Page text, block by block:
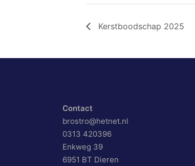
Kerstboodschap 2025
Contact
brostro@hetnet.nl
0313 420396
Enkweg 39
6951 BT Dieren